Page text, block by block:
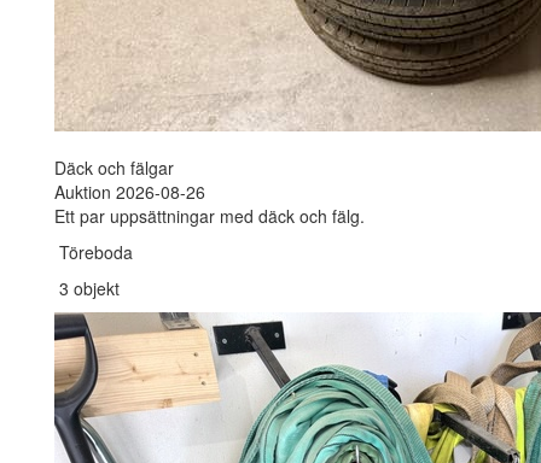
Däck och fälgar
Auktion 2026-08-26
Ett par uppsättningar med däck och fälg.
Töreboda
3 objekt